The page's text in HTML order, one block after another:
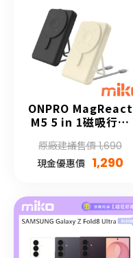
ONPRO MagReact
M5 5 in 1磁吸行動
原廠建議售價 1,690
現金優惠價 1,290